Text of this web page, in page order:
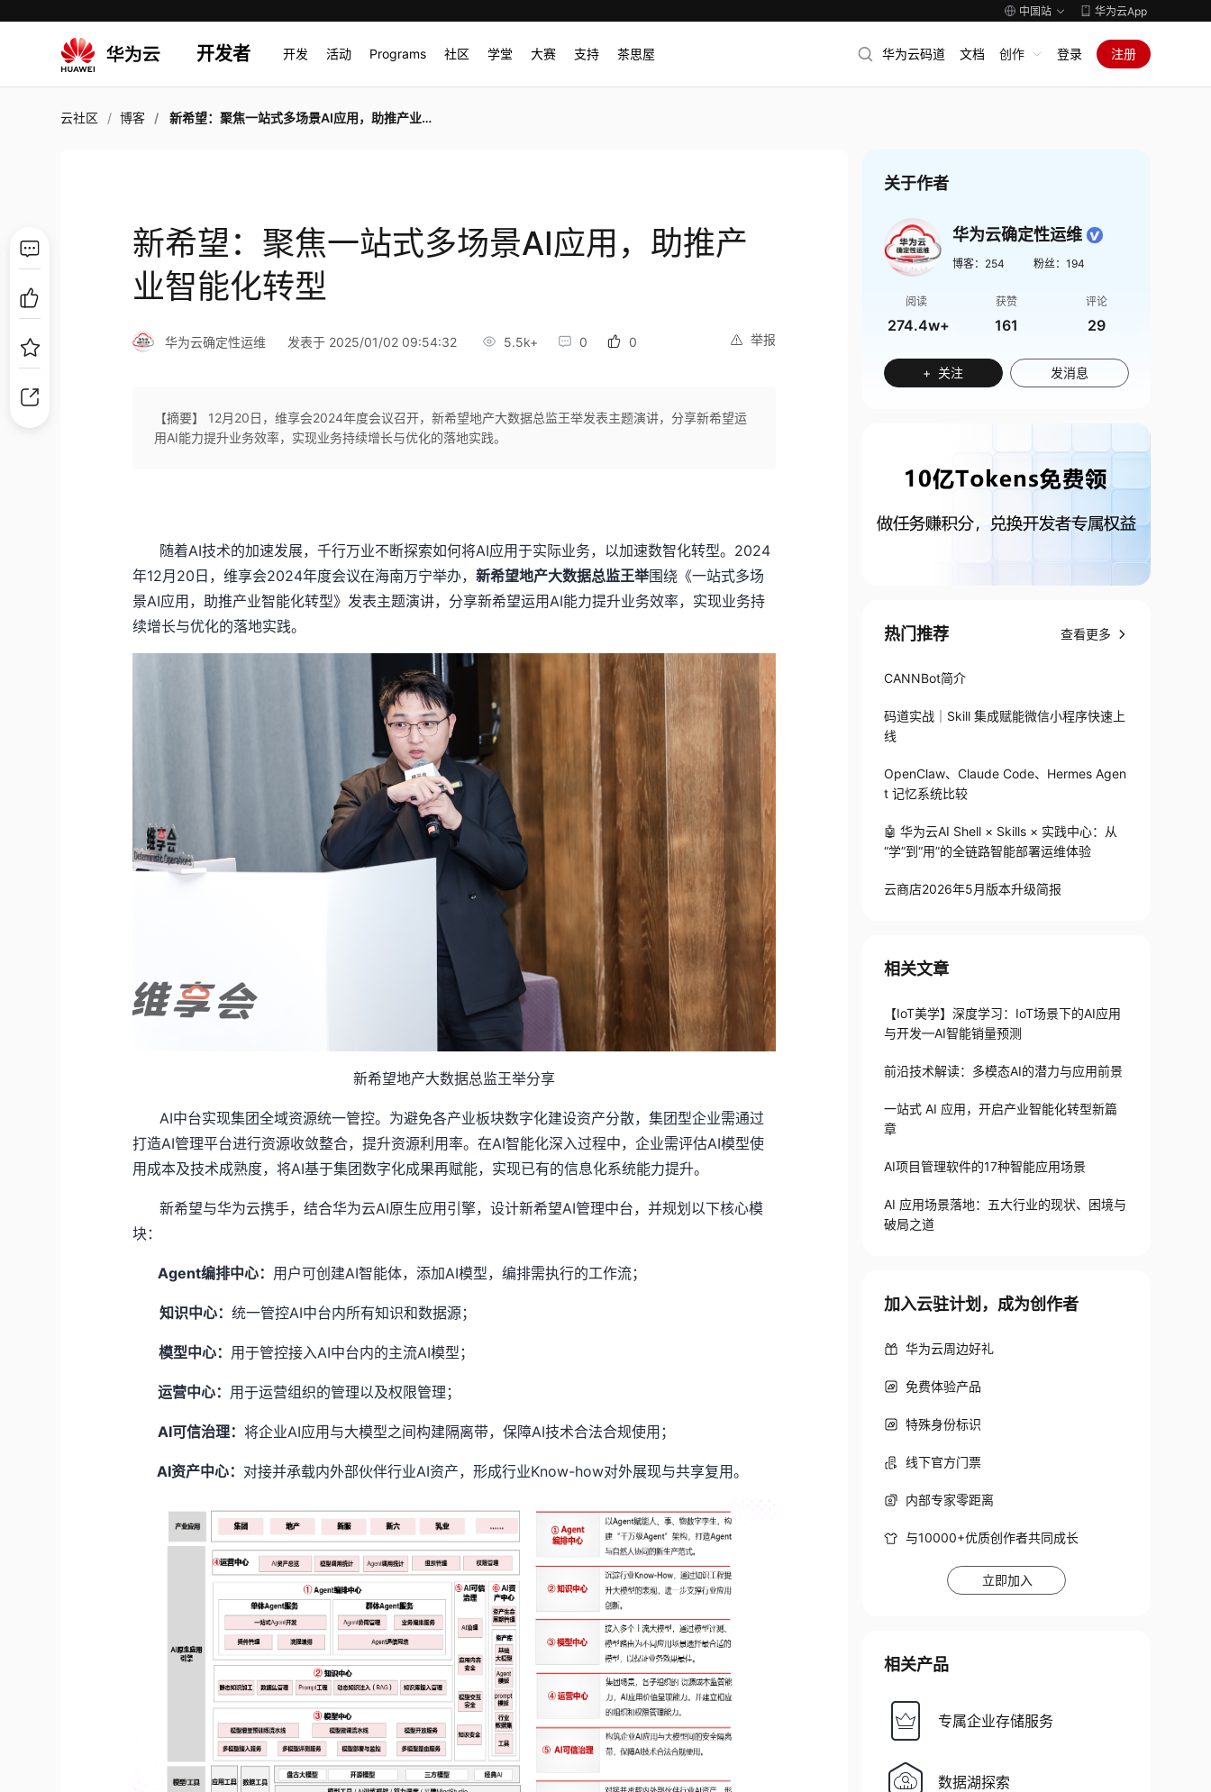
中国站 华为云App
开发者 开发 活动 Programs 社区 学堂 大赛 支持 茶思屋 华为云码道 文档 创作 登录 注册
云社区 博客 新希望：聚焦一站式多场景AI应用，助推产业智能化转型
新希望：聚焦一站式多场景AI应用，助推产
业智能化转型
举报
华为云确定性运维 发表于 2025/01/02 09:54:32 5.5k+ 0 0
【摘要】 12月20日，维享会2024年度会议召开，新希望地产大数据总监王举发表主题演讲，分享新希望运
用AI能力提升业务效率，实现业务持续增长与优化的落地实践。
随着AI技术的加速发展，千行万业不断探索如何将AI应用于实际业务，以加速数智化转型。2024
年12月20日，维享会2024年度会议在海南万宁举办，新希望地产大数据总监王举围绕《一站式多场
景AI应用，助推产业智能化转型》发表主题演讲，分享新希望运用AI能力提升业务效率，实现业务持
续增长与优化的落地实践。
新希望地产大数据总监王举分享
AI中台实现集团全域资源统一管控。为避免各产业板块数字化建设资产分散，集团型企业需通过
打造AI管理平台进行资源收敛整合，提升资源利用率。在AI智能化深入过程中，企业需评估AI模型使
用成本及技术成熟度，将AI基于集团数字化成果再赋能，实现已有的信息化系统能力提升。
新希望与华为云携手，结合华为云AI原生应用引擎，设计新希望AI管理中台，并规划以下核心模
块：
Agent编排中心： 用户可创建AI智能体，添加AI模型，编排需执行的工作流；
知识中心：统一管控AI中台内所有知识和数据源；
模型中心： 用于管控接入AI中台内的主流AI模型；
运营中心： 用于运营组织的管理以及权限管理；
AI可信治理：将企业AI应用与大模型之间构建隔离带，保障AI技术合法合规使用；
AI资产中心： 对接并承载内外部伙伴行业AI资产，形成行业Know-how对外展现与共享复用。
关于作者
华为云确定性运维
博客： 254 粉丝： 194
阅读
274.4w+
获赞
161
评论
29
+ 关注 发消息
热门推荐 查看更多
CANNBot简介
码道实战｜Skill 集成赋能微信小程序快速上
线
OpenClaw、Claude Code、Hermes Agen
t 记忆系统比较
🤖 华为云AI Shell × Skills × 实践中心：从
“学”到“用”的全链路智能部署运维体验
云商店2026年5月版本升级简报
相关文章
【IoT美学】深度学习：IoT场景下的AI应用
与开发—AI智能销量预测
前沿技术解读：多模态AI的潜力与应用前景
一站式 AI 应用，开启产业智能化转型新篇
章
AI项目管理软件的17种智能应用场景
AI 应用场景落地：五大行业的现状、困境与
破局之道
加入云驻计划，成为创作者
华为云周边好礼
免费体验产品
特殊身份标识
线下官方门票
内部专家零距离
与10000+优质创作者共同成长
立即加入
相关产品
专属企业存储服务
数据湖探索